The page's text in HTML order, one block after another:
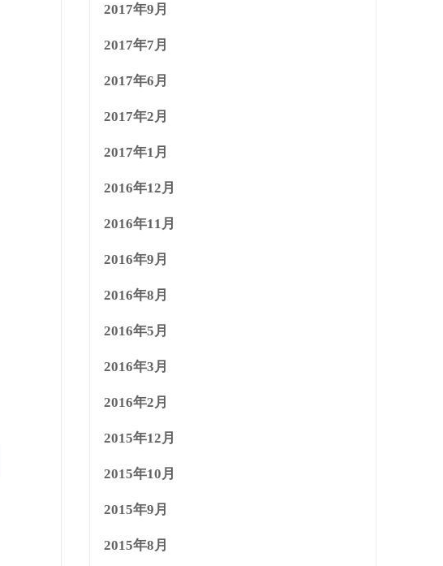
2017年9月
2017年7月
2017年6月
2017年2月
2017年1月
2016年12月
2016年11月
2016年9月
2016年8月
2016年5月
2016年3月
2016年2月
2015年12月
2015年10月
2015年9月
2015年8月